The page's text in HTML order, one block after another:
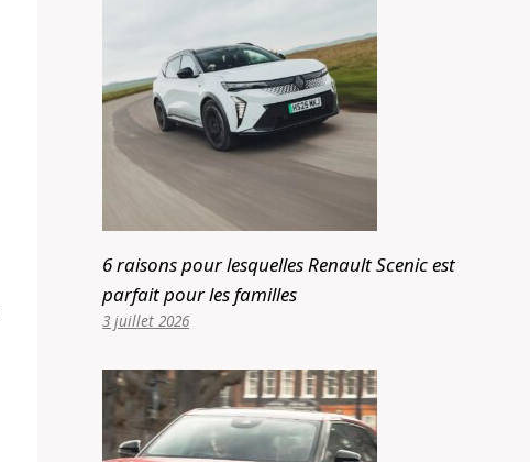
6 raisons pour lesquelles Renault Scenic est
parfait pour les familles
3 juillet 2026